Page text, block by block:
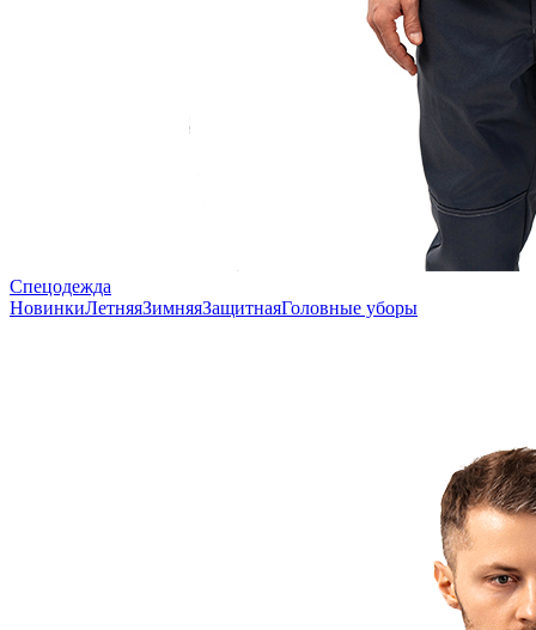
Спецодежда
НовинкиЛетняяЗимняяЗащитнаяГоловные уборы